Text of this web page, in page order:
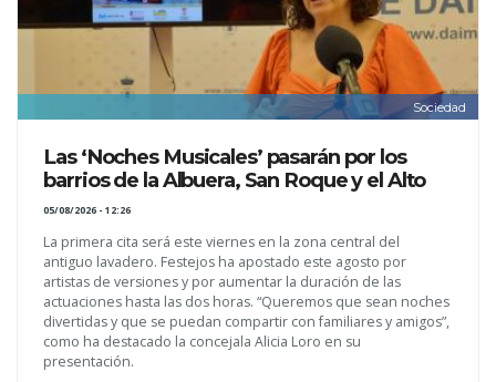
Sociedad
Las ‘Noches Musicales’ pasarán por los
barrios de la Albuera, San Roque y el Alto
05/08/2026 - 12:26
La primera cita será este viernes en la zona central del
antiguo lavadero. Festejos ha apostado este agosto por
artistas de versiones y por aumentar la duración de las
actuaciones hasta las dos horas. “Queremos que sean noches
divertidas y que se puedan compartir con familiares y amigos”,
como ha destacado la concejala Alicia Loro en su
presentación.